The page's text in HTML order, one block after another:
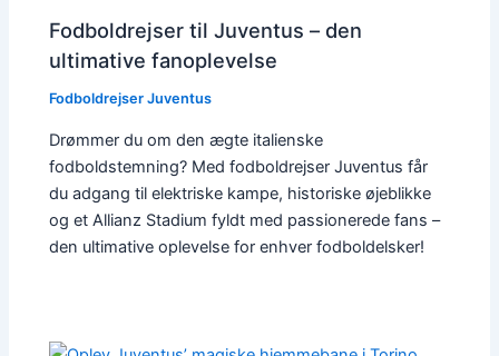
Fodboldrejser til Juventus – den
ultimative fanoplevelse
Fodboldrejser Juventus
Drømmer du om den ægte italienske
fodboldstemning? Med fodboldrejser Juventus får
du adgang til elektriske kampe, historiske øjeblikke
og et Allianz Stadium fyldt med passionerede fans –
den ultimative oplevelse for enhver fodboldelsker!